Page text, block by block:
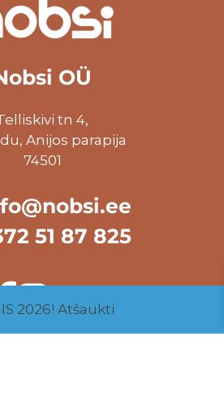
2026! Atšaukti
OÜ
tn 4,
Anijos parapija
74501
51 87 825